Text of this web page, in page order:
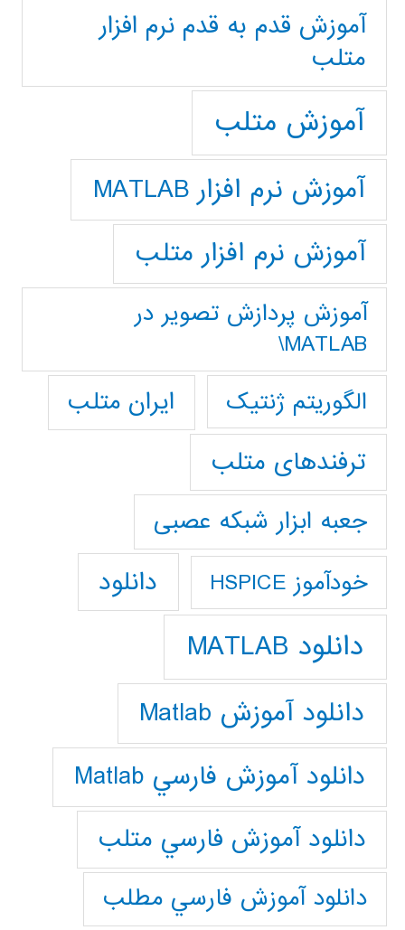
آموزش قدم به قدم نرم افزار
متلب
آموزش متلب
آموزش نرم افزار MATLAB
آموزش نرم افزار متلب
آموزش پردازش تصوير در
MATLAB\
الگوریتم ژنتیک
ایران متلب
ترفندهای متلب
جعبه ابزار شبکه عصبی
خودآموز HSPICE دانلود
دانلود MATLAB
دانلود آموزش Matlab
دانلود آموزش فارسي Matlab
دانلود آموزش فارسي متلب
دانلود آموزش فارسي مطلب